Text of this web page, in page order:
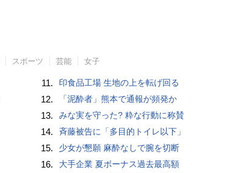
スポーツ 芸能 女子
11. 印食品工場 生地の上を転げ回る
12. 「泥酔者」熊本で通報が頻発か
13. みな実を守った? 粋な行動に称賛
14. 斉藤被告に「多目的トイレ以下」
15. 少女が懇願 麻酔なしで腕を切断
16. 大手企業 夏ボーナス過去最高額